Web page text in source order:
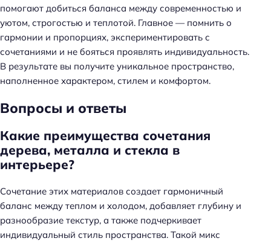
помогают добиться баланса между современностью и
уютом, строгостью и теплотой. Главное — помнить о
гармонии и пропорциях, экспериментировать с
сочетаниями и не бояться проявлять индивидуальность.
В результате вы получите уникальное пространство,
наполненное характером, стилем и комфортом.
Вопросы и ответы
Какие преимущества сочетания
дерева, металла и стекла в
интерьере?
Сочетание этих материалов создает гармоничный
баланс между теплом и холодом, добавляет глубину и
разнообразие текстур, а также подчеркивает
индивидуальный стиль пространства. Такой микс